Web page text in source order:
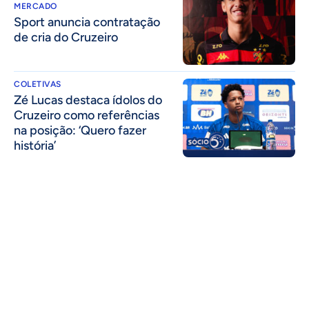
MERCADO
Sport anuncia contratação
de cria do Cruzeiro
COLETIVAS
Zé Lucas destaca ídolos do
Cruzeiro como referências
na posição: ‘Quero fazer
história’